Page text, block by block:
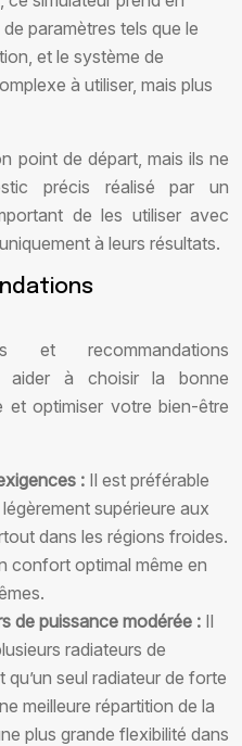
paramètres tels que le
et le système de
à utiliser, mais plus
point de départ, mais ils ne
précis réalisé par un
de les utiliser avec
à leurs résultats.
et recommandations
aider à choisir la bonne
et optimiser votre bien-être
: Il est préférable
supérieure aux
dans les régions froides.
confort optimal même en
de puissance modérée : Il
radiateurs de
seul radiateur de forte
meilleure répartition de la
plus grande flexibilité dans